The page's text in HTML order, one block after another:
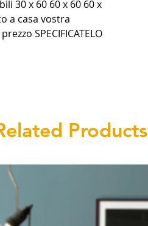
30 x 60 60 x 60 60 x
a casa vostra
SPECIFICATELO
Products